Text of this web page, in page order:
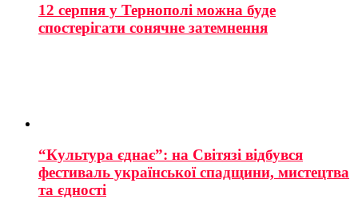
12 серпня у Тернополі можна буде
спостерігати сонячне затемнення
“Культура єднає”: на Світязі відбувся
фестиваль української спадщини, мистецтва
та єдності